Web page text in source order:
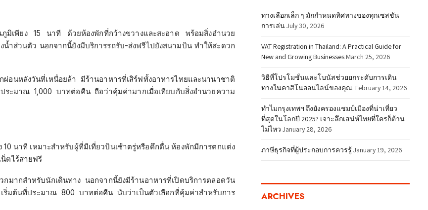
ภูมิเพียง 15 นาที ด้วยห้องพักที่กว้างขวางและสะอาด พร้อมสิ่งอำนวย
ำส่วนตัว นอกจากนี้ยังมีบริการรถรับ-ส่งฟรีไปยังสนามบิน ทำให้สะดวก
อนหลังวันที่เหนื่อยล้า มีร้านอาหารที่เสิร์ฟทั้งอาหารไทยและนานาชาติ
ระมาณ 1,000 บาทต่อคืน ถือว่าคุ้มค่ามากเมื่อเทียบกับสิ่งอำนวยความ
10 นาที เหมาะสำหรับผู้ที่มีเที่ยวบินเช้าตรู่หรือดึกดื่น ห้องพักมีการตกแต่ง
น็ตไร้สายฟรี
มากสำหรับนักเดินทาง นอกจากนี้ยังมีร้านอาหารที่เปิดบริการตลอดวัน
เริ่มต้นที่ประมาณ 800 บาทต่อคืน นับว่าเป็นตัวเลือกที่คุ้มค่าสำหรับการ
ทางเลือกเล็ก ๆ มักกำหนดทิศทางของทุกเซสชัน
การเล่นJuly 30, 2026
VAT Registration in Thailand: A Practical Guide for
New and Growing Businesses March 25, 2026
วิธีที่โปรโมชั่นและโบนัสช่วยยกระดับการเดิน
ทางในคาสิโนออนไลน์ของคุณ February 14, 2026
ทำไมกรุงเทพฯ ถึงยังครองแชมป์เมืองที่น่าเที่ยว
ที่สุดในโลกปี 2025? เจาะลึกเสน่ห์ไทยที่ใครก็ต้าน
ไม่ไหว January 28, 2026
ภาษีธุรกิจที่ผู้ประกอบการควรรู้January 19, 2026
ARCHIVES